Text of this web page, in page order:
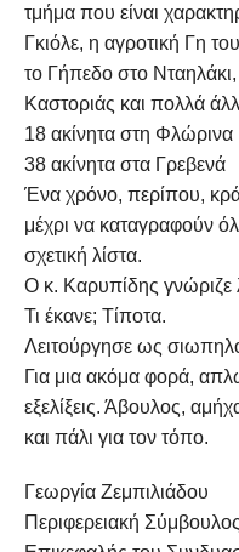
τμήμα που είναι
Γκιόλε, η αγροτική Γη
το Γήπεδο στο Νταηλάκι,
Καστοριάς και πολλά
18 ακίνητα στη Φλώρινα
38 ακίνητα στα Γρεβενά
Ένα χρόνο, περίπου,
μέχρι να καταγραφούν
σχετική λίστα.
Ο κ. Καρυπίδης γνώριζε
Τι έκανε; Τίποτα.
Λειτούργησε ως
Για μια ακόμα φορά,
εξελίξεις. Άβουλος,
και πάλι για τον τόπο.
Γεωργία Ζεμπιλιάδου
Περιφερειακή Σύμβουλος